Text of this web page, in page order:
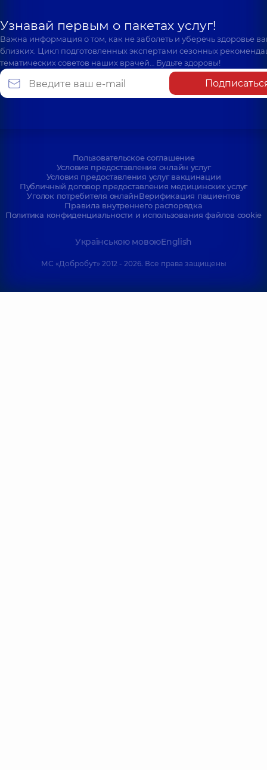
Узнавай первым о пакетах услуг!
Важна информация о том, как не заболеть и уберечь здоровье
близких. Цикл подготовленных экспертами сезонных
тематических советов наших врачей… Будьте здоровы!
Пользовательское соглашение
Условия предоставления онлайн услуг
Условия предоставления услуг вакцинации
Публичный договор предоставления медицинских услуг
Уголок потребителя онлайнВерификация пациентов
Правила внутреннего распорядка
Политика конфиденциальности и использования файлов cookie
Українською мовоюEnglish
МС «Добробут» 2012 - 2026. Все права защищены